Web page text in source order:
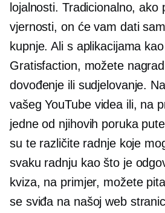
lojalnosti. Tradicionalno, ako
vjernosti, on će vam dati
kupnje. Ali s aplikacijama
Gratisfaction, možete
dovođenje ili sudjelovanje.
vašeg YouTube videa ili, na
jedne od njihovih poruka
su te različite radnje koje
svaku radnju kao što je
kviza, na primjer, možete
se sviđa na našoj web